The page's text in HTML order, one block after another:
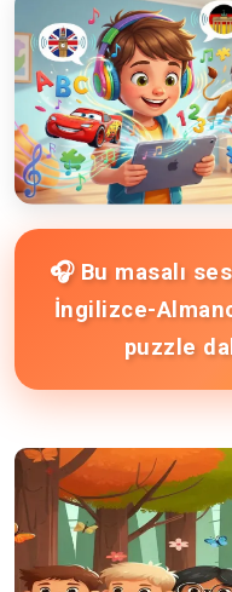
🎧 Bu masalı
İngilizce-
puzzle